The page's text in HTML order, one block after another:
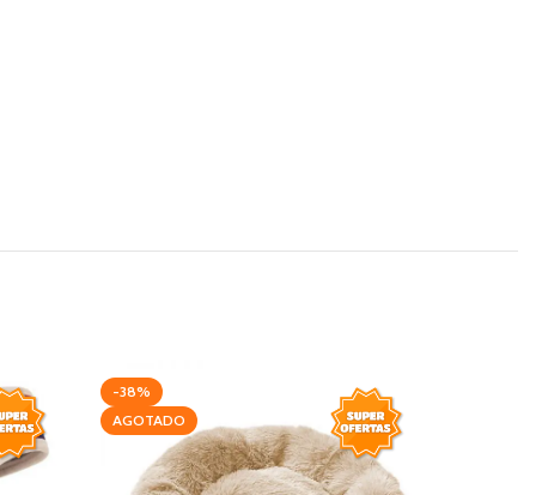
-38%
AGOTADO